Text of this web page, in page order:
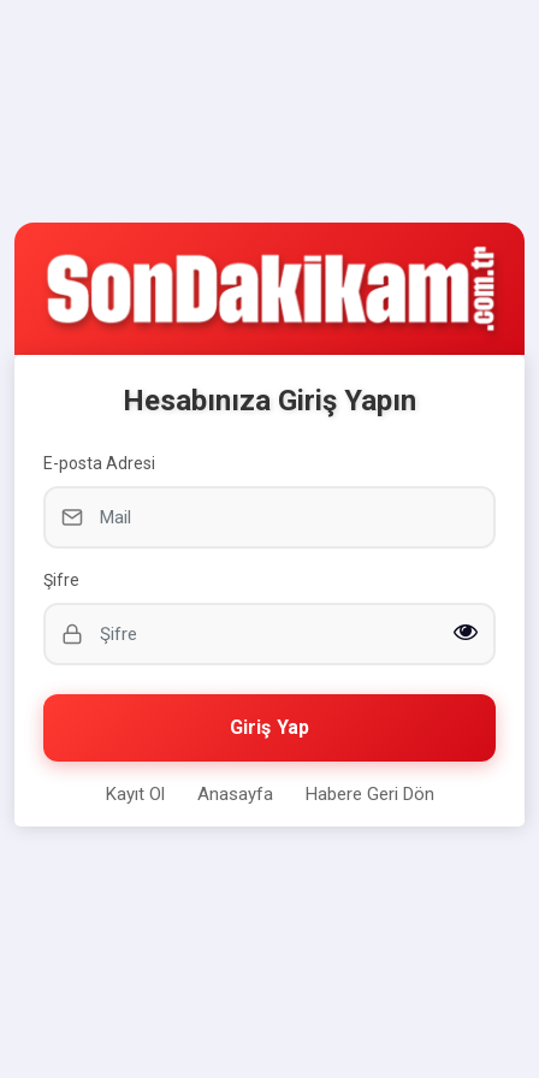
Hesabınıza Giriş Yapın
E-posta Adresi
Şifre
Giriş Yap
Kayıt Ol Anasayfa Habere Geri Dön